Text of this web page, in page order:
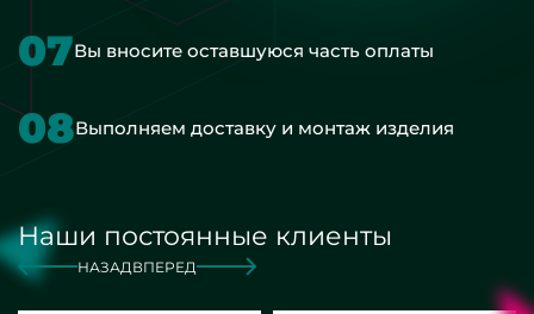
07Вы вносите оставшуюся часть оплаты
08Выполняем доставку и монтаж изделия
Наши постоянные клиенты
НАЗАД ВПЕРЕД